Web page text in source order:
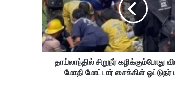
தி
ல்
சி
று
நீ
தாய்லாந்தில் சிறுநீர் கழிக்கும்போது
மோதி மோட்டார் சைக்கிள் ஓட்டுநர்